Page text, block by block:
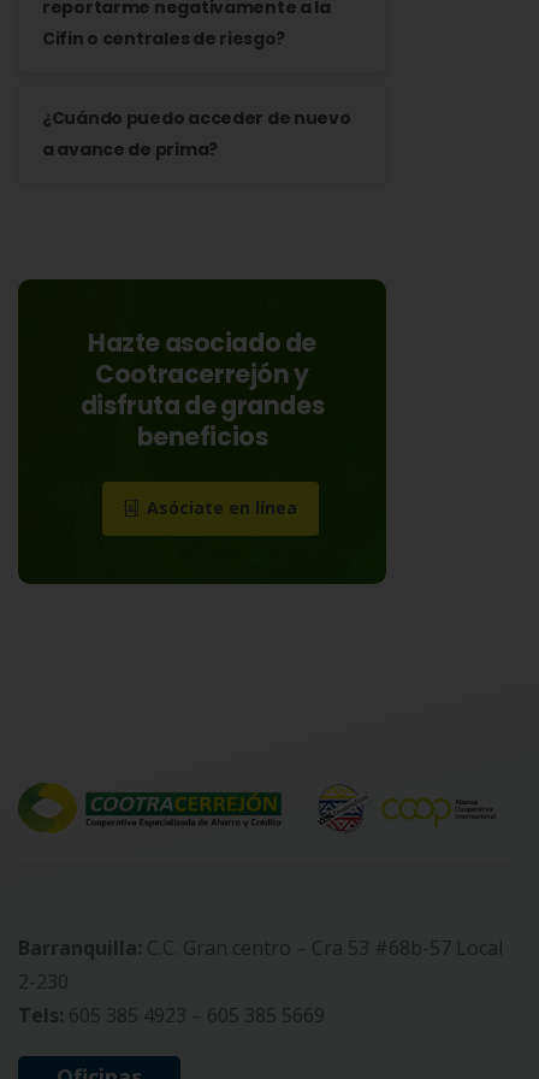
reportarme negativamente a la
Cifin o centrales de riesgo?
¿Cuándo puedo acceder de nuevo
a avance de prima?
Hazte asociado de
Cootracerrejón y
disfruta de grandes
beneficios
Asóciate en línea
Barranquilla: C.C. Gran centro – Cra 53 #68b-57 Local
2-230
Tels: 605 385 4923 – 605 385 5669